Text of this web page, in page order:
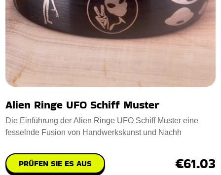
Alien Ringe UFO Schiff Muster
Die Einführung der Alien Ringe UFO Schiff Muster eine
fesselnde Fusion von Handwerkskunst und Nachh
PRÜFEN SIE ES AUS €61.03